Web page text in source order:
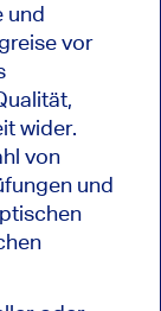
und
vor
wider.
von
und